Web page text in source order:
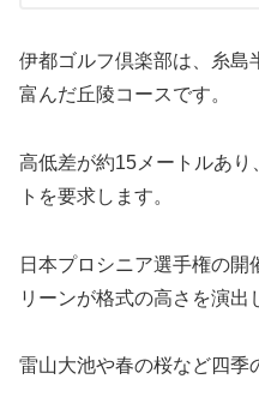
伊都ゴルフ倶楽部は、糸島
富んだ丘陵コースです。
高低差が約15メートルあ
トを要求します。
日本プロシニア選手権の
リーンが格式の高さを演出
雷山大池や春の桜など四季